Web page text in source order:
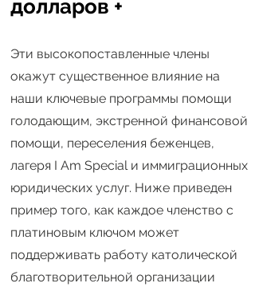
долларов +
Эти высокопоставленные члены
окажут существенное влияние на
наши ключевые программы помощи
голодающим, экстренной финансовой
помощи, переселения беженцев,
лагеря I Am Special и иммиграционных
юридических услуг. Ниже приведен
пример того, как каждое членство с
платиновым ключом может
поддерживать работу католической
благотворительной организации